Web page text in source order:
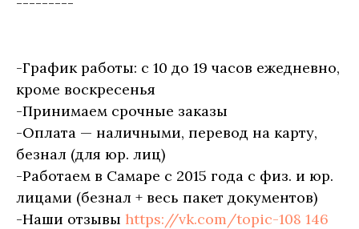
-График работы: с 10 до 19 часов ежедневно,
кроме воскресенья
-Принимаем срочные заказы
-Оплата — наличными, перевод на карту,
безнал (для юр. лиц)
-Работаем в Самаре с 2015 года с физ. и юр.
лицами (безнал + весь пакет документов)
-Наши отзывы https://vk.com/topic-108 146